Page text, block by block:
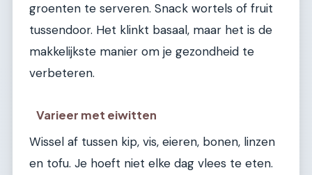
groenten te serveren. Snack wortels of fruit
tussendoor. Het klinkt basaal, maar het is de
makkelijkste manier om je gezondheid te
verbeteren.
Varieer met eiwitten
Wissel af tussen kip, vis, eieren, bonen, linzen
en tofu. Je hoeft niet elke dag vlees te eten.